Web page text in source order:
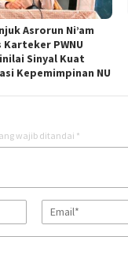
Asrorun Ni’am
Karteker PWNU
Sinyal Kuat
Kepemimpinan NU
wajib ditandai *